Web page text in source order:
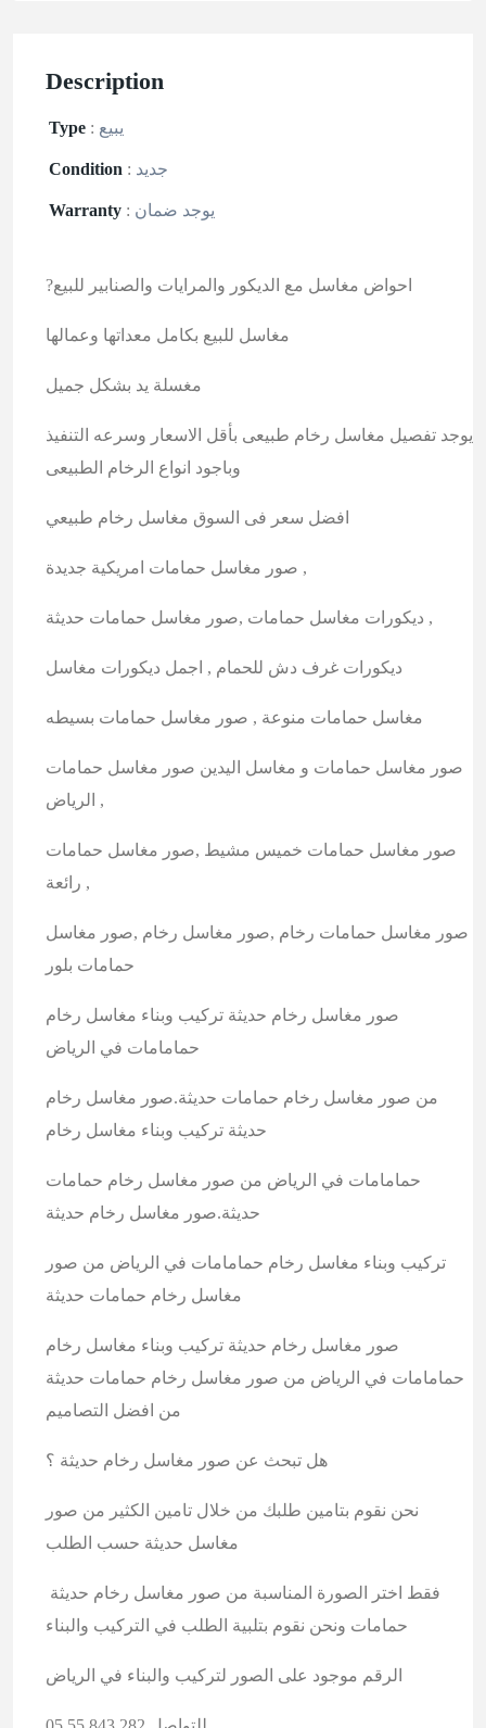
Description
Type : يبيع
Condition : جديد
Warranty : يوجد ضمان
?احواض مغاسل مع الديكور والمرايات والصنابير للبيع
مغاسل للبيع بكامل معداتها وعمالها
يوجد تفصيل مغاسل رخام طبيعى بأقل الاسعار وسرعه التنفيذ
وباجود انواع الرخام الطبيعى
افضل سعر فى السوق مغاسل رخام طبيعي
صور مغاسل حمامات امريكية جديدة ,
ديكورات مغاسل حمامات ,صور مغاسل حمامات حديثة ,
ديكورات غرف دش للحمام , اجمل ديكورات مغاسل
صور مغاسل حمامات و مغاسل اليدين صور مغاسل حمامات
الرياض ,
صور مغاسل حمامات خميس مشيط ,صور مغاسل حمامات
رائعة ,
صور مغاسل حمامات رخام ,صور مغاسل رخام ,صور مغاسل
حمامات بلور
صور مغاسل رخام حديثة تركيب وبناء مغاسل رخام
حمامامات في الرياض
من صور مغاسل رخام حمامات حديثة.صور مغاسل رخام
حديثة تركيب وبناء مغاسل رخام
حمامامات في الرياض من صور مغاسل رخام حمامات
حديثة.صور مغاسل رخام حديثة
تركيب وبناء مغاسل رخام حمامامات في الرياض من صور
مغاسل رخام حمامات حديثة
صور مغاسل رخام حديثة تركيب وبناء مغاسل رخام
حمامامات في الرياض من صور مغاسل رخام حمامات حديثة
من افضل التصاميم
نحن نقوم بتامين طلبك من خلال تامين الكثير من صور
مغاسل حديثة حسب الطلب
حمامات ونحن نقوم بتلبية الطلب في التركيب والبناء
الرقم موجود على الصور لتركيب والبناء في الرياض